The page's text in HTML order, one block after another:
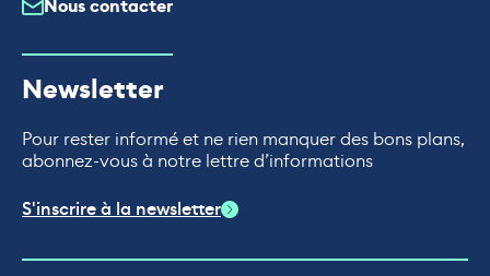
Nous contacter
Newsletter
Pour rester informé et ne rien manquer des bons plans,
abonnez-vous à notre lettre d’informations
S'inscrire à la newsletter